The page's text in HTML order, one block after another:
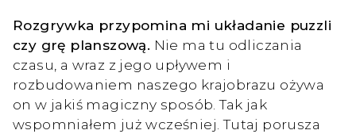
Rozgrywka przypomina mi układanie puzzli
czy grę planszową. Nie ma tu odliczania
czasu, a wraz z jego upływem i
rozbudowaniem naszego krajobrazu ożywa
on w jakiś magiczny sposób. Tak jak
wspomniałem już wcześniej. Tutaj porusza